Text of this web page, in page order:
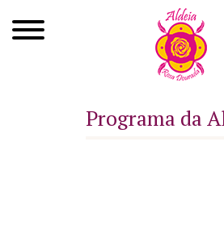
Programa da